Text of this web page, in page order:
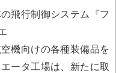
飛行制御システム『フ
機向けの各種装備品を
ータ工場は、新たに取